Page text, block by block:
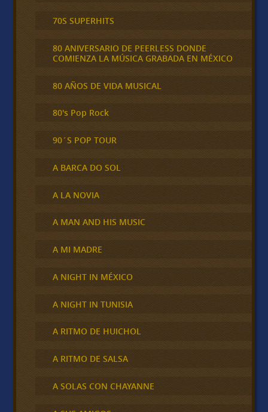
70S SUPERHITS
80 ANIVERSARIO DE PEERLESS DONDE
COMIENZA LA MÚSICA GRABADA EN MÉXICO
80 AÑOS DE VIDA MUSICAL
80's Pop Rock
90´S POP TOUR
A BARCA DO SOL
A LA NOVIA
A MAN AND HIS MUSIC
A MI MADRE
A NIGHT IN MÉXICO
A NIGHT IN TUNISIA
A RITMO DE HUICHOL
A RITMO DE SALSA
A SOLAS CON CHAYANNE